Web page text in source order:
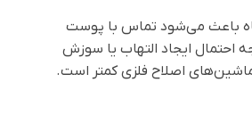
باعث می‌شود تماس با پوست
احتمال ایجاد التهاب یا سوزش
اصلاح فلزی کمتر است.